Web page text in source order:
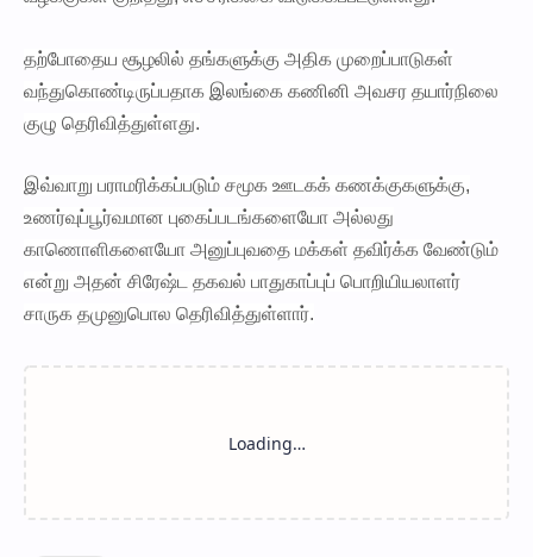
தற்போதைய சூழலில் தங்களுக்கு அதிக முறைப்பாடுகள்
வந்துகொண்டிருப்பதாக இலங்கை கணினி அவசர தயார்நிலை
குழு தெரிவித்துள்ளது.
இவ்வாறு பராமரிக்கப்படும் சமூக ஊடகக் கணக்குகளுக்கு,
உணர்வுப்பூர்வமான புகைப்படங்களையோ அல்லது
காணொளிகளையோ அனுப்புவதை மக்கள் தவிர்க்க வேண்டும்
என்று அதன் சிரேஷ்ட தகவல் பாதுகாப்புப் பொறியியலாளர்
சாருக தமுனுபொல தெரிவித்துள்ளார்.